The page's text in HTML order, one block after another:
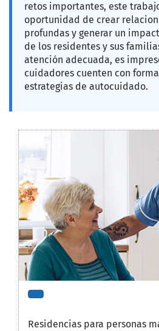
retos importantes, este
oportunidad de crear
profundas y generar un
de los residentes y sus
atención adecuada, es
cuidadores cuenten con
estrategias de autocuidado.
Residencias para personas